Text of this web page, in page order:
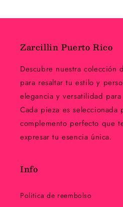
Zarcillin Puerto Rico
Descubre nuestra colección
para resaltar tu estilo y
elegancia y versatilidad
Cada pieza es seleccionada
complemento perfecto que
expresar tu esencia única.
Info
Politica de reembolso